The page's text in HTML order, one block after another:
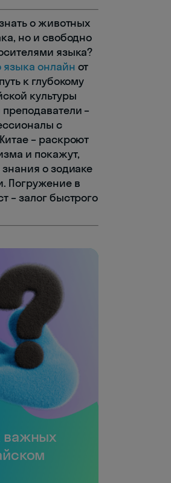
о животных
но и свободно
языка?
языка онлайн от
к глубокому
культуры
–
с
– раскроют
и покажут,
знания о зодиаке
Погружение в
– залог быстрого
важных